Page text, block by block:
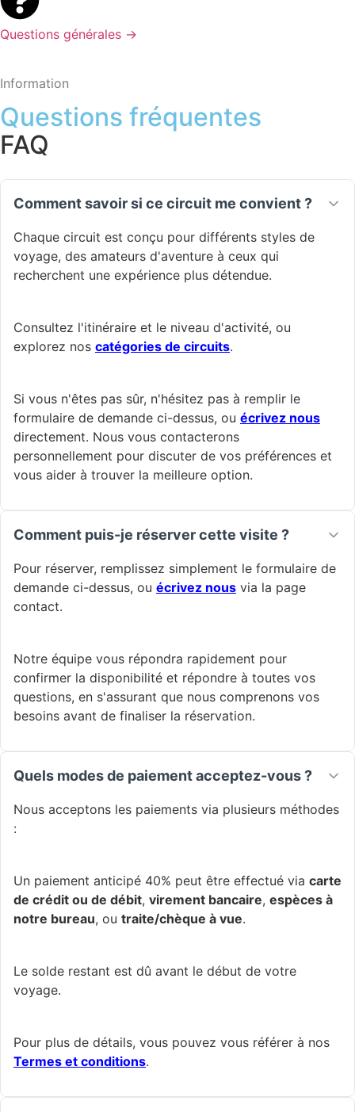
Questions générales →
Information
Questions fréquentes
FAQ
Comment savoir si ce circuit me convient ?
Chaque circuit est conçu pour différents styles de
voyage, des amateurs d'aventure à ceux qui
recherchent une expérience plus détendue.
Consultez l'itinéraire et le niveau d'activité, ou
explorez nos catégories de circuits.
Si vous n'êtes pas sûr, n'hésitez pas à remplir le
formulaire de demande ci-dessus, ou écrivez nous
directement. Nous vous contacterons
personnellement pour discuter de vos préférences et
vous aider à trouver la meilleure option.
Comment puis-je réserver cette visite ?
Pour réserver, remplissez simplement le formulaire de
demande ci-dessus, ou écrivez nous via la page
contact.
Notre équipe vous répondra rapidement pour
confirmer la disponibilité et répondre à toutes vos
questions, en s'assurant que nous comprenons vos
besoins avant de finaliser la réservation.
Quels modes de paiement acceptez-vous ?
Nous acceptons les paiements via plusieurs méthodes
:
Un paiement anticipé 40% peut être effectué via carte
de crédit ou de débit, virement bancaire, espèces à
notre bureau, ou traite/chèque à vue.
Le solde restant est dû avant le début de votre
voyage.
Pour plus de détails, vous pouvez vous référer à nos
Termes et conditions.